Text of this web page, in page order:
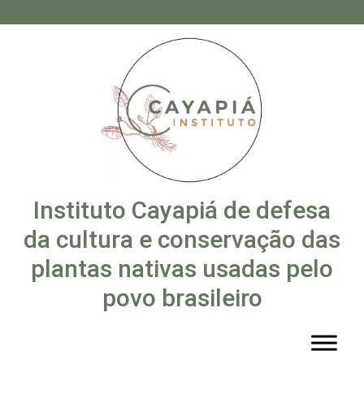
Instituto Cayapiá de defesa
da cultura e conservação das
plantas nativas usadas pelo
povo brasileiro